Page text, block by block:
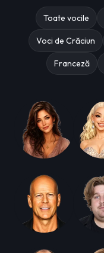
Toate vocile
Voci de Crăciun
Franceză